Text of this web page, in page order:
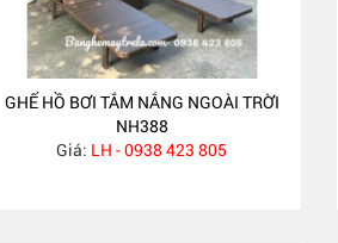
GHẾ HỒ BƠI TẮM NẮNG NGOÀI TRỜI
NH388
Giá: LH - 0938 423 805